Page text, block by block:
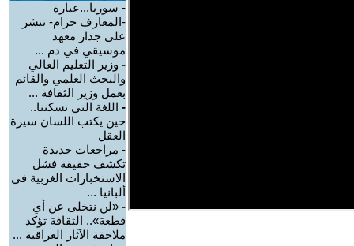
- سوريا...عبارة
-المعازف حرام- تنشر
على جدار معهد
موسيقي في دم ...
- وزير التعليم العالي
والبحث العلمي والقائم
بعمل وزير الثقافة ...
- اللغة التي تسكننا..
حين يكتب اللسان سيرة
العقل
- مراجعات جديدة
تكشف حقيقة فشل
الاستخبارات الغربية في
ألبانيا ...
- «لن نتخلى عن أي
قطعة».. الثقافة تؤكد
ملاحقة الآثار العراقية ...